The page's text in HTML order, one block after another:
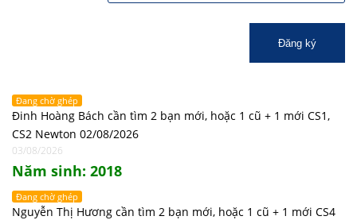
Đăng ký
Đang chờ ghép
Đinh Hoàng Bách cần tìm 2 bạn mới, hoặc 1 cũ + 1 mới CS1,
CS2 Newton 02/08/2026
03/08/2026
Năm sinh: 2018
Đang chờ ghép
Nguyễn Thị Hương cần tìm 2 bạn mới, hoặc 1 cũ + 1 mới CS4